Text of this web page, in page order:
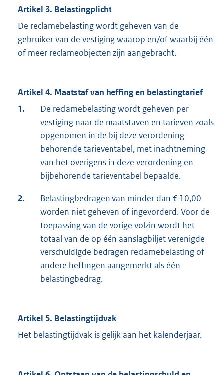
Artikel 3. Belastingplicht
De reclamebelasting wordt geheven van de
gebruiker van de vestiging waarop en/of waarbij één
of meer reclameobjecten zijn aangebracht.
Artikel 4. Maatstaf van heffing en belastingtarief
1.
De reclamebelasting wordt geheven per
vestiging naar de maatstaven en tarieven zoals
opgenomen in de bij deze verordening
behorende tarieventabel, met inachtneming
van het overigens in deze verordening en
bijbehorende tarieventabel bepaalde.
2.
Belastingbedragen van minder dan € 10,00
worden niet geheven of ingevorderd. Voor de
toepassing van de vorige volzin wordt het
totaal van de op één aanslagbiljet verenigde
verschuldigde bedragen reclamebelasting of
andere heffingen aangemerkt als één
belastingbedrag.
Artikel 5. Belastingtijdvak
Het belastingtijdvak is gelijk aan het kalenderjaar.